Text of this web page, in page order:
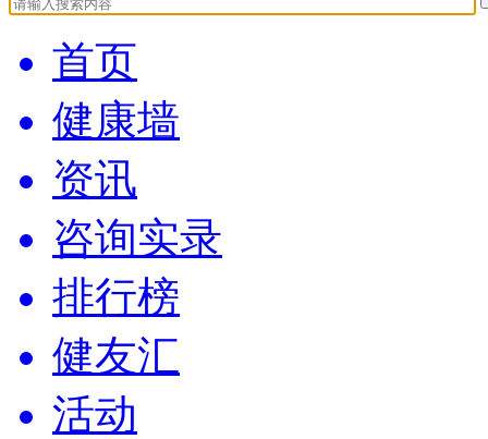
首页
健康墙
资讯
咨询实录
排行榜
健友汇
活动